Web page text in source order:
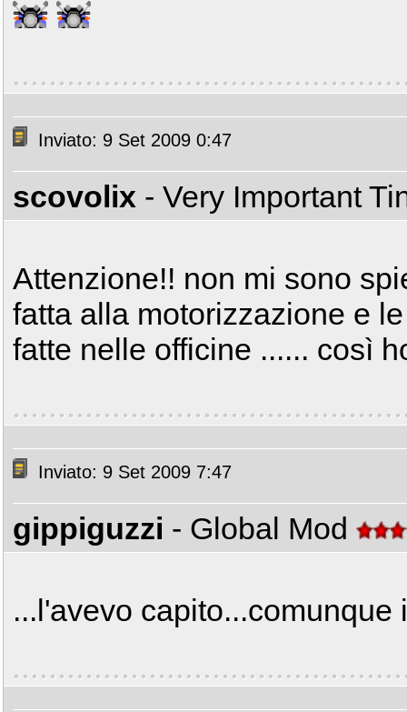
Inviato: 9 Set 2009 0:47
scovolix - Very Important
Attenzione!! non mi sono
fatta alla motorizzazione e
fatte nelle officine ...... così
Inviato: 9 Set 2009 7:47
gippiguzzi - Global Mod
...l'avevo